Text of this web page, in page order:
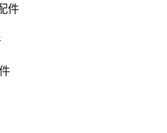
件